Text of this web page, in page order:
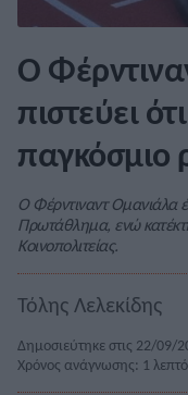
Ο
πιστεύει
παγκόσμιο
Ο Φέρντιναντ Ομανιάλα
Πρωτάθλημα, ενώ
Κοινοπολιτείας.
Τόλης Λελεκίδης
Δημοσιεύτηκε στις 22/09/
Χρόνος ανάγνωσης: 1 λεπτό